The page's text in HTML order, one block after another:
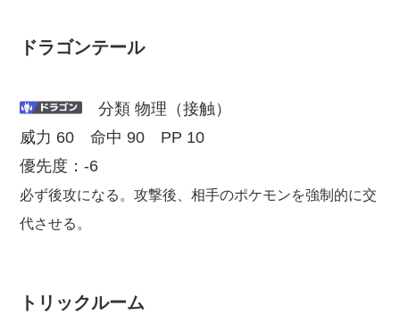
ドラゴンテール
分類 物理（接触）
威力 60 命中 90 PP 10
優先度：-6
必ず後攻になる。攻撃後、相手のポケモンを強制的に交
代させる。
トリックルーム